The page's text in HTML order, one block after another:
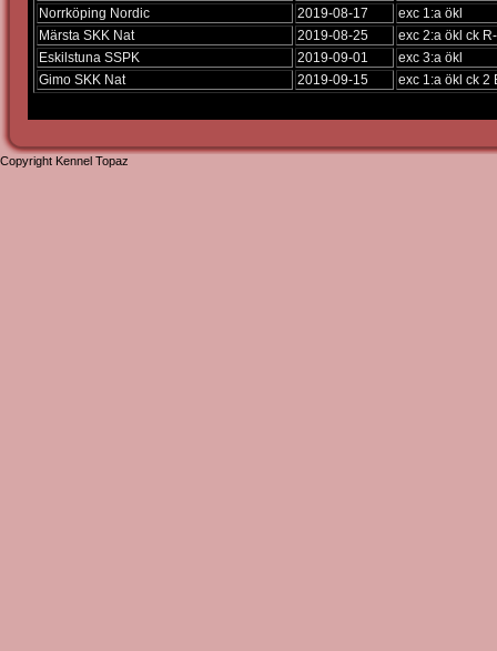
Norrköping Nordic
2019-08-17
exc 1:a ökl
Märsta SKK Nat
2019-08-25
exc 2:a ökl ck
Eskilstuna SSPK
2019-09-01
exc 3:a ökl
Gimo SKK Nat
2019-09-15 exc 1:a ökl ck 2
Copyright Kennel Topaz